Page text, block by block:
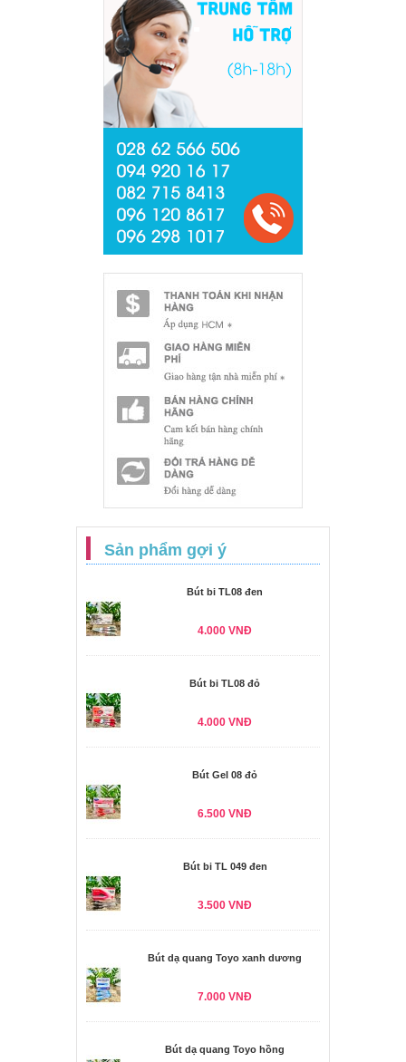
Sản phẩm gợi ý
Bút bi TL08 đen
4.000 VNĐ
Bút bi TL08 đỏ
4.000 VNĐ
Bút Gel 08 đỏ
6.500 VNĐ
Bút bi TL 049 đen
3.500 VNĐ
Bút dạ quang Toyo xanh dương
7.000 VNĐ
Bút dạ quang Toyo hồng